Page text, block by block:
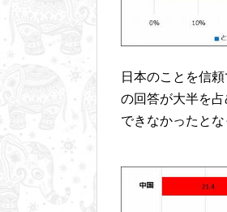
日本のことを信
の回答が大半を
できなかったとな